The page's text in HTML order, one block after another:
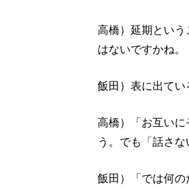
高橋）延期とい
はないですかね。
飯田）表に出てい
高橋）「お互いに
う。でも「話さ
飯田）「では何の